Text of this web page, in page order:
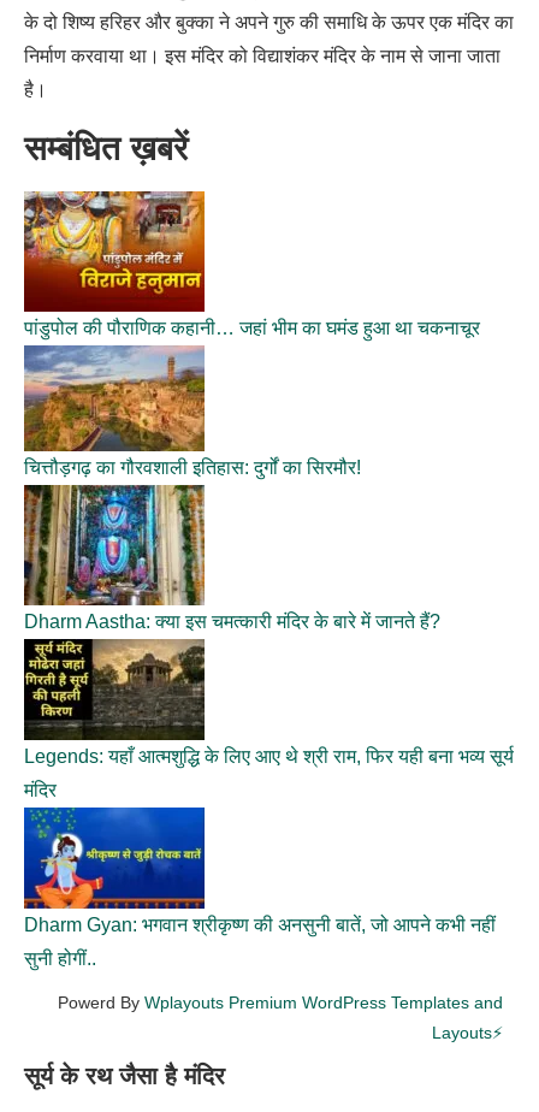
के दो शिष्य हरिहर और बुक्का ने अपने गुरु की समाधि के ऊपर एक मंदिर का
निर्माण करवाया था। इस मंदिर को विद्याशंकर मंदिर के नाम से जाना जाता
है।
सम्बंधित ख़बरें
पांडुपोल की पौराणिक कहानी… जहां भीम का घमंड हुआ था चकनाचूर
चित्तौड़गढ़ का गौरवशाली इतिहास: दुर्गों का सिरमौर!
Dharm Aastha: क्या इस चमत्कारी मंदिर के बारे में जानते हैं?
Legends: यहाँ आत्मशुद्धि के लिए आए थे श्री राम, फिर यही बना भव्य सूर्य
मंदिर
Dharm Gyan: भगवान श्रीकृष्ण की अनसुनी बातें, जो आपने कभी नहीं
सुनी होगीं..
Powerd By Wplayouts Premium WordPress Templates and
Layouts⚡
सूर्य के रथ जैसा है मंदिर